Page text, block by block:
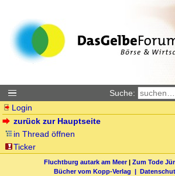
Suche:
Login
zurück zur Hauptseite
in Thread öffnen
Ticker
Fluchtburg autark am Meer| Zum Tode
Bücher vom Kopp-Verlag |